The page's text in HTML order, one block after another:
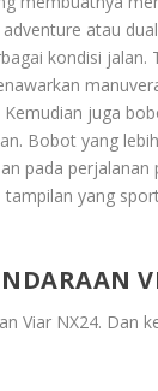
atau
kondisi
juga
Bobot yang
pada
yang
Viar NX24. Dan